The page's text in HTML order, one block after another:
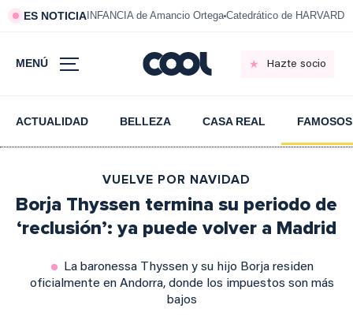
ES NOTICIA INFANCIA de Amancio Ortega Catedrático de HARVARD
MENÚ Hazte socio
ACTUALIDAD BELLEZA CASA REAL FAMOSOS
VUELVE POR NAVIDAD
Borja Thyssen termina su periodo de
‘reclusión’: ya puede volver a Madrid
La baronessa Thyssen y su hijo Borja residen
oficialmente en Andorra, donde los impuestos son más
bajos